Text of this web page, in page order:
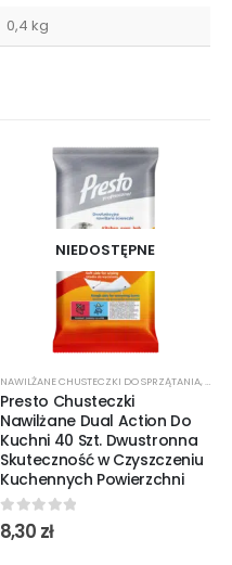
0,4 kg
NIEDOSTĘPNE
NAWILŻANE CHUSTECZKI DO SPRZĄTANIA,
Presto Chusteczki
Nawilżane Dual Action Do
Kuchni 40 Szt. Dwustronna
Skuteczność w Czyszczeniu
Kuchennych Powierzchni
0out of 5
8,30 zł